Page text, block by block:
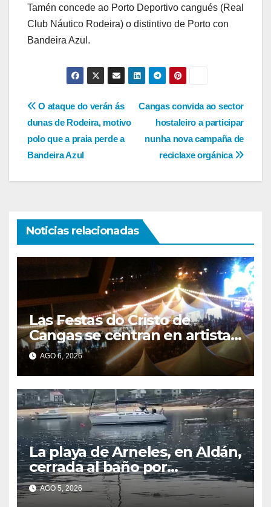
Tamén concede ao Porto Deportivo cangués (Real
Club Náutico Rodeira) o distintivo de Porto con
Bandeira Azul.
Navegación
de
entradas
Cangas convida ao sector
hostaleiro a participar
nunha nova campaña de
reciclaxe orgánica
O ataque do verán ás
dunas de Rodeira, motivo
polo que a praia perde a
Bandeira Azul
Noticias relacionadas
Las Festas do Cristo de
Cangas se centran en artistas
gallegos
AGO 6, 2026
La playa de Arneles, en Aldán,
cerrada al baño por
contaminación del agua tras
detectarse restos fecales
AGO 5, 2026